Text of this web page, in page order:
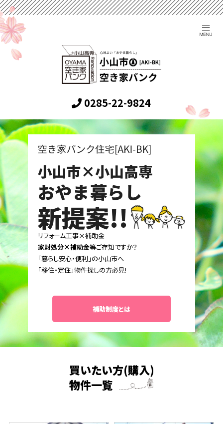
0285-22-9824
リフォーム工事×補助金
家財処分×補助金等ご存知ですか？
「暮らし安心・便利」の小山市へ
「移住・定住」物件探しの方必見!
補助制度とは
買いたい方(購入)
物件一覧